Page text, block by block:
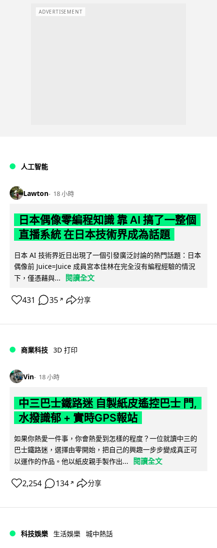
ADVERTISEMENT
人工智能
Lawton 18 小時
日本偶像零編程知識 靠 AI 搞了一整個
直播系統 在日本技術界成為話題
日本 AI 技術界近日出現了一個引發廣泛討論的熱門話題：日本
偶像前 Juice=Juice 成員宮本佳林在完全沒有編程經驗的情況
下，僅憑藉與...
閱讀全文
431 35 ↗ 分享
商業科技 3D 打印
Vin 18 小時
中三巴士鐵路迷 自製紙皮遙控巴士 門,
水撥識郁 + 實時GPS報站
如果你熱愛一件事，你會熱愛到怎樣的程度？一位就讀中三的
巴士鐵路迷，選擇由零開始，把自己的興趣一步步變成真正可
以運作的作品。他以紙皮親手製作出...
閱讀全文
2,254 134 ↗ 分享
科技娛樂 生活娛樂 城中熱話